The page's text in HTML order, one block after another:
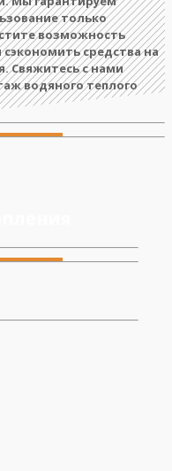
только
возможность
средства на
Свяжитесь с нами
водяного теплого